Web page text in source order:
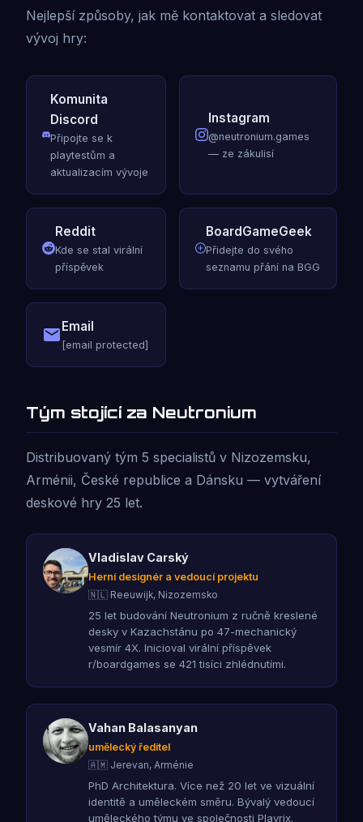
Nejlepší způsoby, jak mě kontaktovat a sledovat
vývoj hry:
Komunita
Discord
Připojte se k
playtestům a
aktualizacím vývoje
Instagram
@neutronium.games
— ze zákulisí
Reddit
Kde se stal virální
příspěvek
BoardGameGeek
Přidejte do svého
seznamu přání na BGG
Email
[email protected]
Tým stojící za Neutronium
Distribuovaný tým 5 specialistů v Nizozemsku,
Arménii, České republice a Dánsku — vytváření
deskové hry 25 let.
Vladislav Carský
Herní designér a vedoucí projektu
🇳🇱 Reeuwijk, Nizozemsko
25 let budování Neutronium z ručně kreslené
desky v Kazachstánu po 47-mechanický
vesmír 4X. Inicioval virální příspěvek
r/boardgames se 421 tisíci zhlédnutími.
Vahan Balasanyan
umělecký ředitel
🇦🇲 Jerevan, Arménie
PhD Architektura. Více než 20 let ve vizuální
identitě a uměleckém směru. Bývalý vedoucí
uměleckého týmu ve společnosti Playrix.